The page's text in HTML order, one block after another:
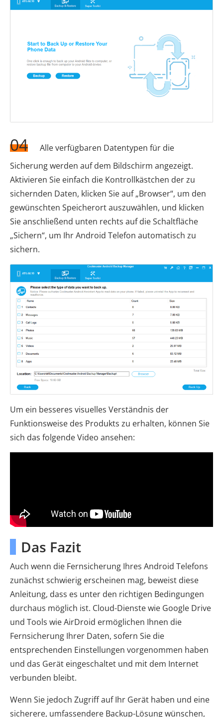
04
Alle verfügbaren Datentypen für die
Sicherung werden auf dem Bildschirm angezeigt.
Aktivieren Sie einfach die Kontrollkästchen der zu
sichernden Daten, klicken Sie auf „Browser“, um den
gewünschten Speicherort auszuwählen, und klicken
Sie anschließend unten rechts auf die Schaltfläche
„Sichern“, um Ihr Android Telefon automatisch zu
sichern.
Um ein besseres visuelles Verständnis der
Funktionsweise des Produkts zu erhalten, können Sie
sich das folgende Video ansehen:
Das Fazit
Auch wenn die Fernsicherung Ihres Android Telefons
zunächst schwierig erscheinen mag, beweist diese
Anleitung, dass es unter den richtigen Bedingungen
durchaus möglich ist. Cloud-Dienste wie Google Drive
und Tools wie AirDroid ermöglichen Ihnen die
Fernsicherung Ihrer Daten, sofern Sie die
entsprechenden Einstellungen vorgenommen haben
und das Gerät eingeschaltet und mit dem Internet
verbunden bleibt.
Wenn Sie jedoch Zugriff auf Ihr Gerät haben und eine
sicherere, umfassendere Backup-Lösung wünschen,